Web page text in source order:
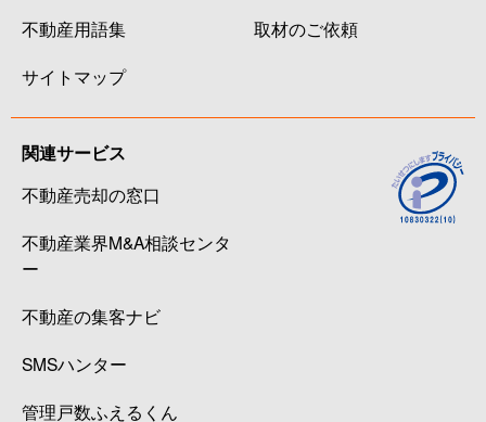
不動産用語集
サイトマップ
取材のご依頼
関連サービス
不動産売却の窓口
不動産業界M&A相談センタ
ー
不動産の集客ナビ
SMSハンター
管理戸数ふえるくん